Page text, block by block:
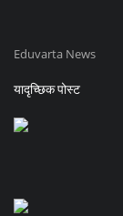
Eduvarta News
यादृच्छिक पोस्ट